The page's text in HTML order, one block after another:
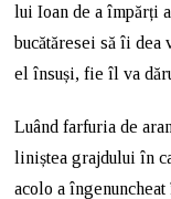
lui Ioan de a împărți
bucătăresei să îi dea
el însuși, fie îl va
Luând farfuria de
liniștea grajdului în
acolo a